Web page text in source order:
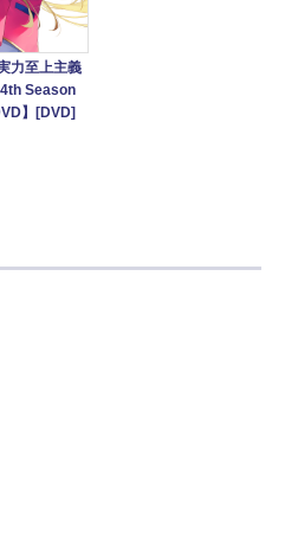
力至上主義
Season
】[DVD]